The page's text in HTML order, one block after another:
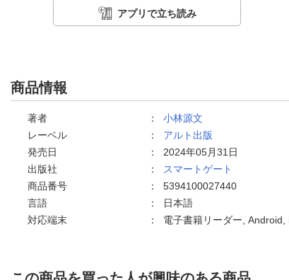
アプリで立ち読み
商品情報
著者 ： 小林源文
レーベル
： アルト出版
発売日
： 2024年05月31日
出版社
：
スマートゲート
商品番号
： 5394100027440
言語
：
日本語
対応端末
： 電子書籍リーダー,